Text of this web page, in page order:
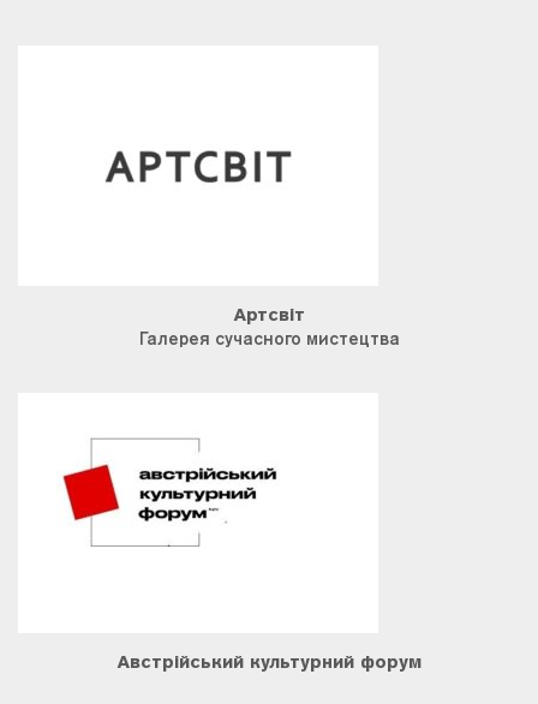
Артсвіт
Галерея сучасного мистецтва
Австрійський культурний форум